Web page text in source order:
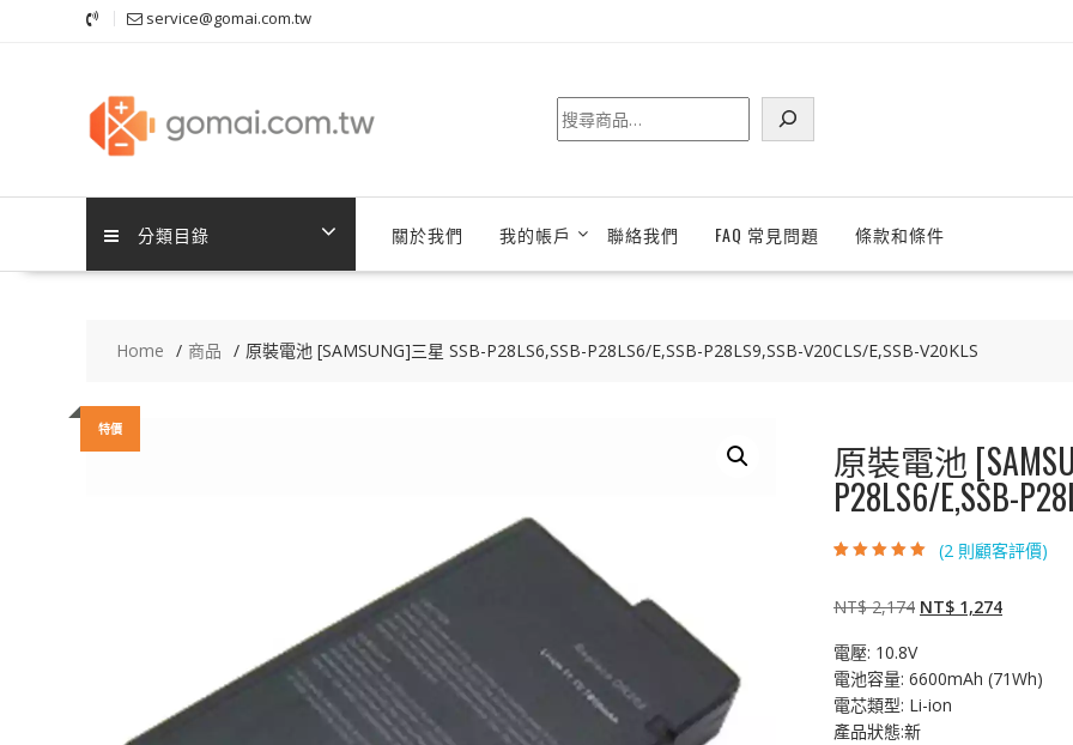
service@gomai.com.tw
搜
尋
分類目錄 關於我們 我的帳戶 聯絡我們 FAQ 常見問題 條款和條件
Home 商品 原裝電池 [SAMSUNG]三星 SSB-P28LS6,SSB-P28LS6/E,SSB-P28LS9,SSB-V20CLS/E,SSB-V20KLS
特價
原裝電池
P28LS6/E,SSB-
行評分
(2 則顧客評價)
NT$2,174 原
格：
NT$ 2,174。
NT$ 1,274目
格：
電壓: 10.8V
電池容量: 6600mAh (71Wh)
電芯類型: Li-ion
產品狀態:新